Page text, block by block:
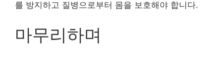
를 방지하고 질병으로부터 몸을 보호해야 합니다.
마무리하며